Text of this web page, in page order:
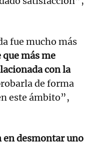
fue mucho más
que más me
con la
de forma
este ámbito”,
desmontar uno